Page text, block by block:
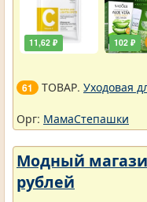
11,62 ₽ 102 ₽
61 ТОВАР. Уходовая
Орг: МамаСтепашки
Модный
рублей